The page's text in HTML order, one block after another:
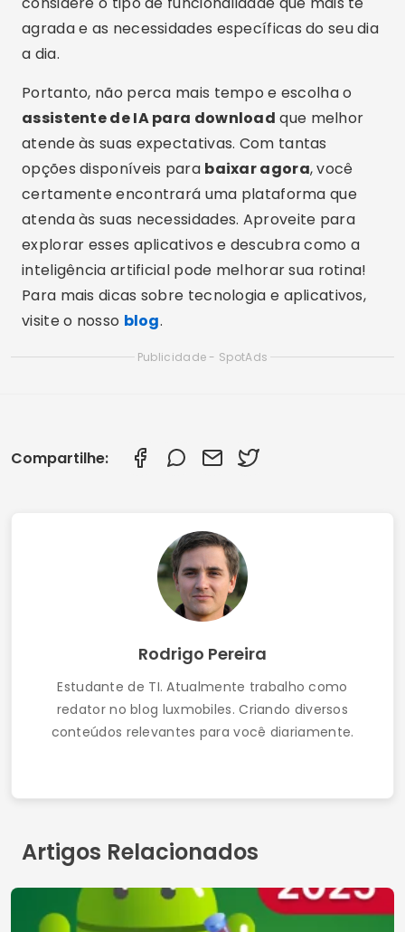
agrada e as necessidades específicas do seu dia
a dia.
Portanto, não perca mais tempo e escolha o
assistente de IA para download que melhor
atende às suas expectativas. Com tantas
opções disponíveis para baixar agora, você
certamente encontrará uma plataforma que
atenda às suas necessidades. Aproveite para
explorar esses aplicativos e descubra como a
inteligência artificial pode melhorar sua rotina!
Para mais dicas sobre tecnologia e aplicativos,
visite o nosso blog.
Publicidade - SpotAds
Compartilhe:
Rodrigo Pereira
Estudante de TI. Atualmente trabalho como
redator no blog luxmobiles. Criando diversos
conteúdos relevantes para você diariamente.
Artigos Relacionados